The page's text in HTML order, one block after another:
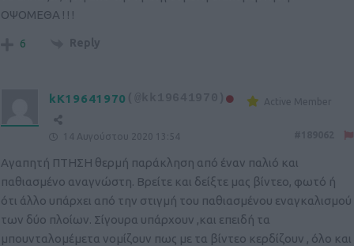
ΟΨΟΜΕΘΑ ! ! !
6 Reply
kK19641970 (@kk19641970) Active Member
14 Αυγούστου 2020 13:54
Αγαπητή ΠΤΗΣΗ θερμή παράκληση από έναν παλιό και
παθιασμένο αναγνώστη. Βρείτε και δείξτε μας βίντεο, φωτό ή
ότι άλλο υπάρχει από την στιγμή του παθιασμένου εναγκαλισμού
των δύο πλοίων. Σίγουρα υπάρχουν ,και επειδή τα
μπουνταλομέμετα νομίζουν πως με τα βίντεο κερδίζουν , όλο και